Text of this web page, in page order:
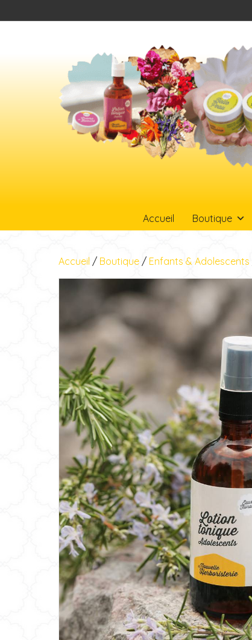
Accueil Boutique
Accueil / Boutique / Enfants & Adolescents